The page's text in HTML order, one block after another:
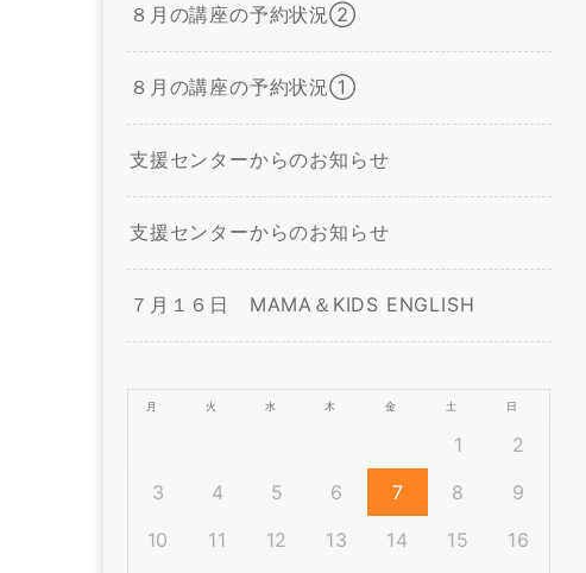
８月の講座の予約状況②
８月の講座の予約状況①
支援センターからのお知らせ
支援センターからのお知らせ
７月１６日 MAMA＆KIDS ENGLISH
月 火 水 木 金 土 日
1
2
3
4 5 6 7 8
9
10
11 12 13 14 15
16